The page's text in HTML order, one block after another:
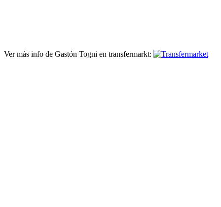
Ver más info de Gastón Togni en transfermarkt: